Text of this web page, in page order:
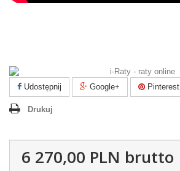
Udostępnij Google+ Pinterest
Drukuj
6 270,00 PLN brutto